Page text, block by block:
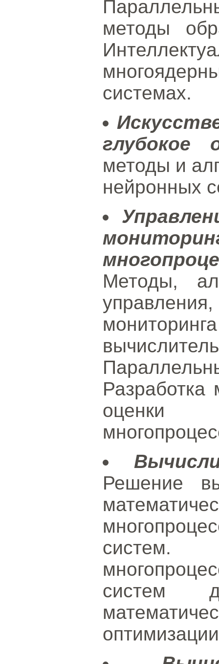
методы
системах.
глубокое
методы и
нейронных
Методы,
Разработка
оценки
Решение
систем